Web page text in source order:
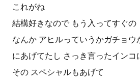
これがね
結構好きなので もう入ってすぐの
なんか アヒルっていうかガチョウ
にあげてたし さっき言ったインコ
その スペシャルもあげて